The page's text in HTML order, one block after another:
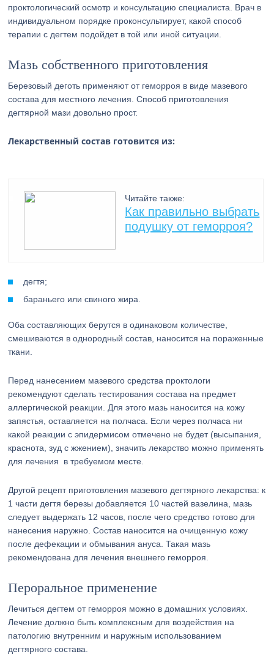
проктологический осмотр и консультацию специалиста. Врач в
индивидуальном порядке проконсультирует, какой способ
терапии с дегтем подойдет в той или иной ситуации.
Мазь собственного приготовления
Березовый деготь применяют от геморроя в виде мазевого
состава для местного лечения. Способ приготовления
дегтярной мази довольно прост.
Лекарственный состав готовится из:
Читайте также:
Как правильно выбрать
подушку от геморроя?
дегтя;
бараньего или свиного жира.
Оба составляющих берутся в одинаковом количестве,
смешиваются в однородный состав, наносится на пораженные
ткани.
Перед нанесением мазевого средства проктологи
рекомендуют сделать тестирования состава на предмет
аллергической реакции. Для этого мазь наносится на кожу
запястья, оставляется на полчаса. Если через полчаса ни
какой реакции с эпидермисом отмечено не будет (высыпания,
краснота, зуд с жжением), значить лекарство можно применять
для лечения в требуемом месте.
Другой рецепт приготовления мазевого дегтярного лекарства: к
1 части дегтя березы добавляется 10 частей вазелина, мазь
следует выдержать 12 часов, после чего средство готово для
нанесения наружно. Состав наносится на очищенную кожу
после дефекации и обмывания ануса. Такая мазь
рекомендована для лечения внешнего геморроя.
Пероральное применение
Лечиться дегтем от геморроя можно в домашних условиях.
Лечение должно быть комплексным для воздействия на
патологию внутренним и наружным использованием
дегтярного состава.